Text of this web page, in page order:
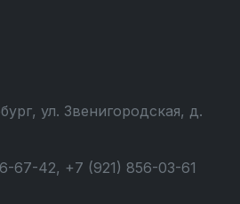
ул. Звенигородская, д.
67-42, +7 (921) 856-03-61